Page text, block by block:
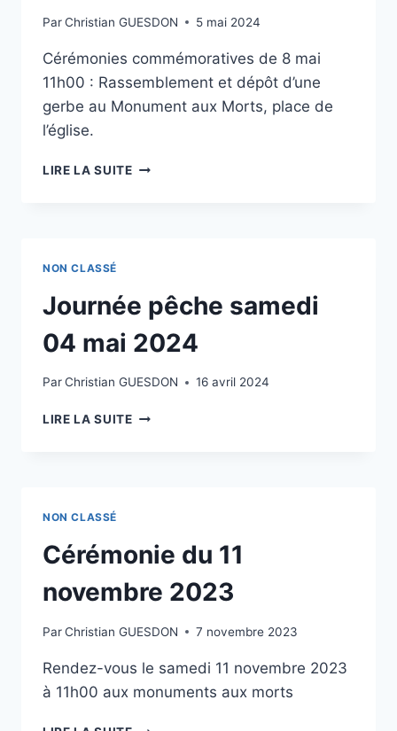
ParChristian GUESDON 5 mai 2024
Cérémonies commémoratives de 8 mai
11h00 : Rassemblement et dépôt d’une
gerbe au Monument aux Morts, place de
l’église.
LIRE LA SUITECÉRÉMONIES
NON CLASSÉ
Journée pêche samedi
04 mai 2024
ParChristian GUESDON 16 avril 2024
LIRE LA SUITEJOURNÉE
NON CLASSÉ
Cérémonie du 11
novembre 2023
ParChristian GUESDON 7 novembre 2023
Rendez-vous le samedi 11 novembre 2023
à 11h00 aux monuments aux morts
CÉRÉMONIE